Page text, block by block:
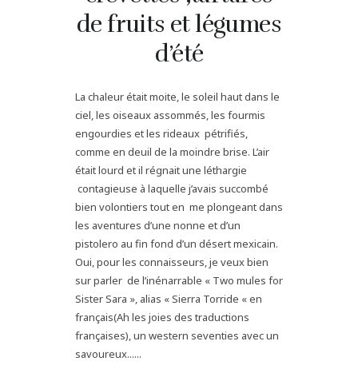
de fruits et légumes
d’été
La chaleur était moite, le soleil haut dans le
ciel, les oiseaux assommés, les fourmis
engourdies et les rideaux pétrifiés,
comme en deuil de la moindre brise. L’air
était lourd et il régnait une léthargie
contagieuse à laquelle j’avais succombé
bien volontiers tout en me plongeant dans
les aventures d’une nonne et d’un
pistolero au fin fond d’un désert mexicain.
Oui, pour les connaisseurs, je veux bien
sur parler de l’inénarrable « Two mules for
Sister Sara », alias « Sierra Torride « en
français(Ah les joies des traductions
françaises), un western seventies avec un
savoureux......